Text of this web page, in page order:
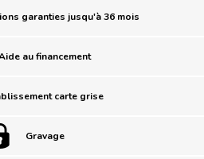
garanties jusqu'à 36 mois
au financement
carte grise
Gravage